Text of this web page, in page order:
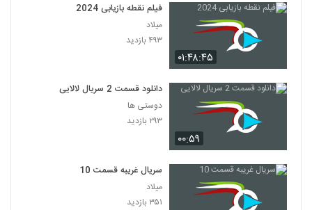
۰۱:۴۸:۴۵
فیلم نقطه بازیابی 2024
میلاد
۴۹۳ بازدید
۰۰:۵۹
دانلود قسمت 2 سریال لالایی
دوستی ها
۲۹۳ بازدید
سریال غریبه قسمت 10
میلاد
۳۵۱ بازدید